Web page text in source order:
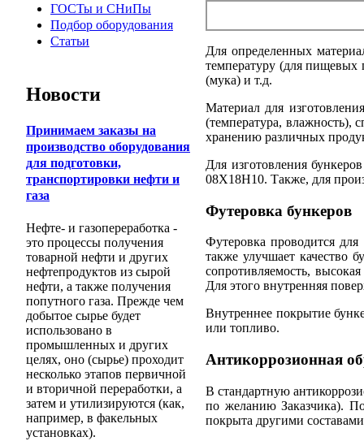
ГОСТы и СНиПы
Подбор оборудования
Статьи
Новости
Принимаем заказы на
производство оборудования
для подготовки,
транспортировки нефти и
газа
Нефте- и газопереработка -
это процессы получения
товарной нефти и других
нефтепродуктов из сырой
нефти, а также получения
попутного газа. Прежде чем
добытое сырье будет
использовано в
промышленных и других
целях, оно (сырье) проходит
несколько этапов первичной
и вторичной переработки, а
затем и утилизируются (как,
например, в факельных
установках).
Для определенных
температуру (для пищевых
(мука) и т.д.
Материал для
(температура, влажность),
хранению различных
Для изготовления
08Х18Н10. Также, для
Футеровка бункеров
Футеровка проводится
также улучшает качество
сопротивляемость,
Для этого внутренняя
Внутреннее покрытие
или топливо.
Антикоррозионная
В стандартную
по желанию Заказчика).
покрыта другими